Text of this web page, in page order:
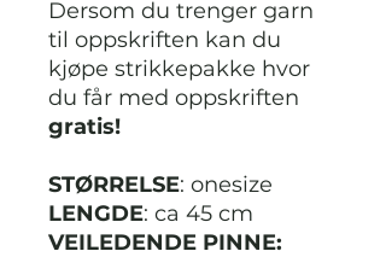
Dersom du trenger garn
til oppskriften kan du
kjøpe strikkepakke hvor
du får med oppskriften
gratis!
STØRRELSE: onesize
LENGDE: ca 45 cm
VEILEDENDE PINNE: